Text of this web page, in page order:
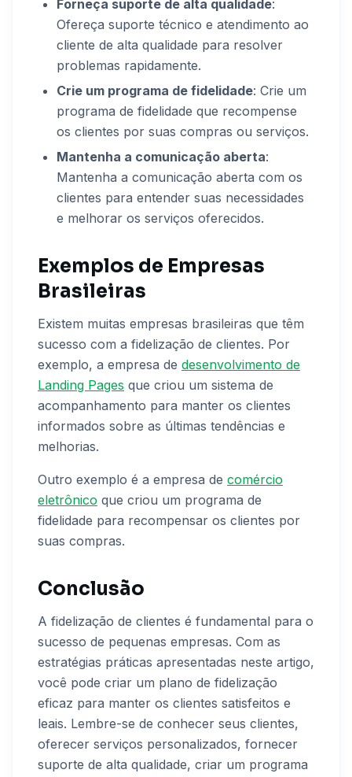
Forneça suporte de alta qualidade:
Ofereça suporte técnico e atendimento ao
cliente de alta qualidade para resolver
problemas rapidamente.
Crie um programa de fidelidade: Crie um
programa de fidelidade que recompense
os clientes por suas compras ou serviços.
Mantenha a comunicação aberta:
Mantenha a comunicação aberta com os
clientes para entender suas necessidades
e melhorar os serviços oferecidos.
Exemplos de Empresas
Brasileiras
Existem muitas empresas brasileiras que têm
sucesso com a fidelização de clientes. Por
exemplo, a empresa de desenvolvimento de
Landing Pages que criou um sistema de
acompanhamento para manter os clientes
informados sobre as últimas tendências e
melhorias.
Outro exemplo é a empresa de comércio
eletrônico que criou um programa de
fidelidade para recompensar os clientes por
suas compras.
Conclusão
A fidelização de clientes é fundamental para o
sucesso de pequenas empresas. Com as
estratégias práticas apresentadas neste artigo,
você pode criar um plano de fidelização
eficaz para manter os clientes satisfeitos e
leais. Lembre-se de conhecer seus clientes,
oferecer serviços personalizados, fornecer
suporte de alta qualidade, criar um programa